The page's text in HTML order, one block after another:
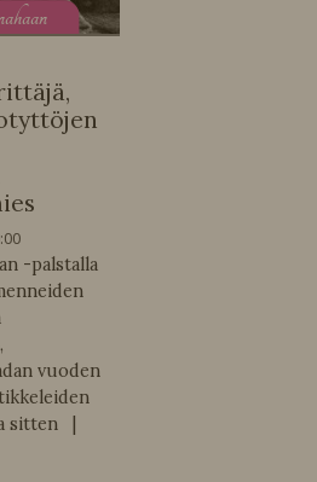
-palstalla
vuoden
sitten |